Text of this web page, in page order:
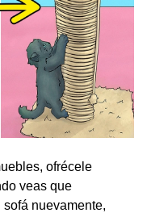
ofrécele
veas que
nuevamente,